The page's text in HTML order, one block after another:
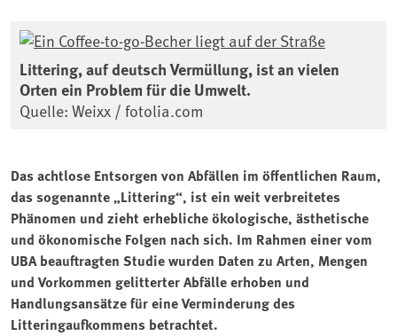
Littering, auf deutsch Vermüllung, ist an vielen
Orten ein Problem für die Umwelt.
Quelle: Weixx / fotolia.com
Das achtlose Entsorgen von Abfällen im öffentlichen Raum,
das sogenannte „Littering“, ist ein weit verbreitetes
Phänomen und zieht erhebliche ökologische, ästhetische
und ökonomische Folgen nach sich. Im Rahmen einer vom
UBA beauftragten Studie wurden Daten zu Arten, Mengen
und Vorkommen gelitterter Abfälle erhoben und
Handlungsansätze für eine Verminderung des
Litteringaufkommens betrachtet.